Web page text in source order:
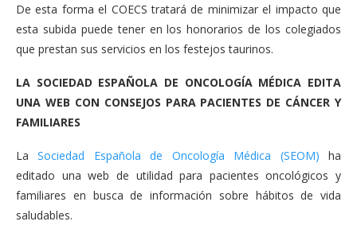
De esta forma el COECS tratará de minimizar el impacto que
esta subida puede tener en los honorarios de los colegiados
que prestan sus servicios en los festejos taurinos.
LA SOCIEDAD ESPAÑOLA DE ONCOLOGÍA MÉDICA EDITA
UNA WEB CON CONSEJOS PARA PACIENTES DE CÁNCER Y
FAMILIARES
LaSociedad Española de Oncología Médica (SEOM) ha
editado una web de utilidad para pacientes oncológicos y
familiares en busca de información sobre hábitos de vida
saludables.